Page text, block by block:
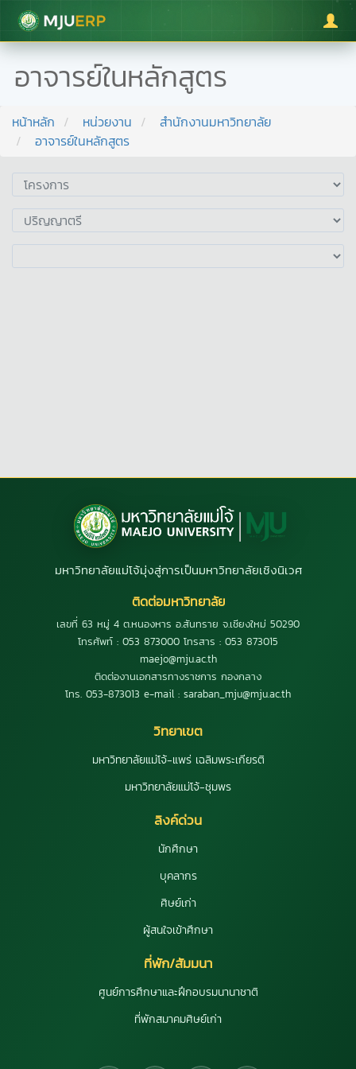
มหาวิทยาลัยแม่โจ้
อาจารย์ในหลักสูตร
หน้าหลัก หน่วยงาน
สำนักงานมหาวิทยาลัย
อาจารย์ในหลักสูตร
มหาวิทยาลัยแม่โจ้มุ่งสู่การเป็นมหาวิทยาลัยเชิงนิเวศ
ติดต่อมหาวิทยาลัย
เลขที่ 63 หมู่ 4 ต.หนองหาร อ.สันทราย จ.เชียงใหม่ 50290
โทรศัพท์ : 053 873000 โทรสาร : 053 873015
maejo@mju.ac.th
ติดต่องานเอกสารทางราชการ กองกลาง
โทร. 053-873013 e-mail : saraban_mju@mju.ac.th
วิทยาเขต
มหาวิทยาลัยแม่โจ้-แพร่ เฉลิมพระเกียรติ
มหาวิทยาลัยแม่โจ้-ชุมพร
ลิงค์ด่วน
นักศึกษา
บุคลากร
ศิษย์เก่า
ผู้สนใจเข้าศึกษา
ที่พัก/สัมมนา
ศูนย์การศึกษาและฝึกอบรมนานาชาติ
ที่พักสมาคมศิษย์เก่า